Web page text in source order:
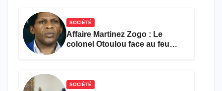
SOCIÉTÉ
Affaire Martinez Zogo : Le
colonel Otoulou face au feu
SOCIÉTÉ